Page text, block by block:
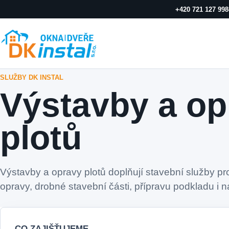
+420 721 127 998
SLUŽBY DK INSTAL
Výstavby a
plotů
Výstavby a opravy plotů doplňují stavební služby
opravy, drobné stavební části, přípravu podkladu i